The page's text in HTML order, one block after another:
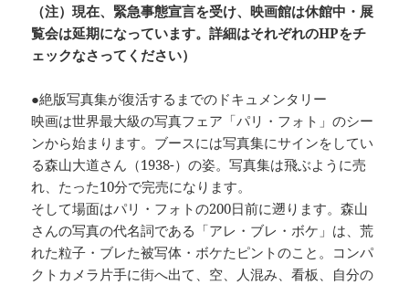
（注）現在、緊急事態宣言を受け、映画館は休館中・展
覧会は延期になっています。詳細はそれぞれのHPをチ
ェックなさってください）
●絶版写真集が復活するまでのドキュメンタリー
映画は世界最大級の写真フェア「パリ・フォト」のシー
ンから始まります。ブースには写真集にサインをしてい
る森山大道さん（1938-）の姿。写真集は飛ぶように売
れ、たった10分で完売になります。
そして場面はパリ・フォトの200日前に遡ります。森山
さんの写真の代名詞である「アレ・ブレ・ボケ」は、荒
れた粒子・ブレた被写体・ボケたピントのこと。コンパ
クトカメラ片手に街へ出て、空、人混み、看板、自分の